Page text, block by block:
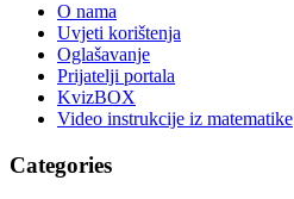
O nama
Uvjeti korištenja
Oglašavanje
Prijatelji portala
KvizBOX
Video instrukcije iz matematike
Categories